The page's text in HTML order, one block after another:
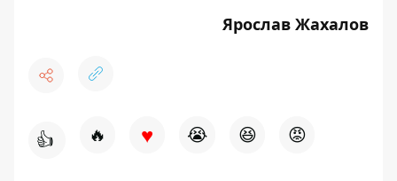
Ярослав Жахалов
👍 🔥 ♥ 😭 😆 😡